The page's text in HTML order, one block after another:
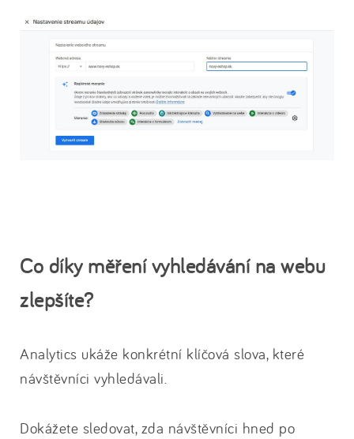
Co díky měření vyhledávání na webu
zlepšíte?
Analytics ukáže konkrétní klíčová slova, které
návštěvníci vyhledávali.
Dokážete sledovat, zda návštěvníci hned po